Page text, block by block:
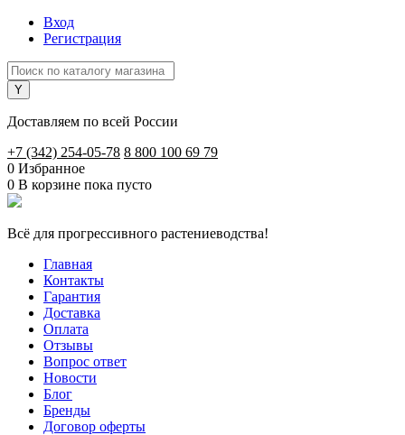
Вход
Регистрация
Доставляем по всей России
+7 (342) 254-05-78 8 800 100 69 79
0 Избранное
0 В корзине пока пусто
Всё для прогрессивного растениеводства!
Главная
Контакты
Гарантия
Доставка
Оплата
Отзывы
Вопрос ответ
Новости
Блог
Бренды
Договор оферты